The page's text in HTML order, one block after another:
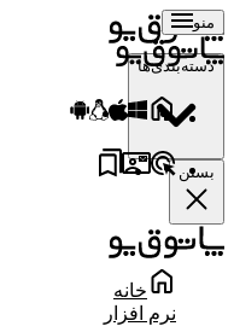
منو
دسته‌بندی‌ها
بستن
خانه
نرم افزار